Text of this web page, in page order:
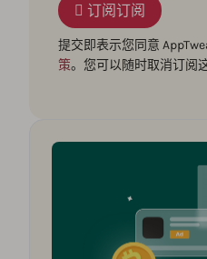
订阅订阅
提交即表示您同意
策。您可以随时取消订阅